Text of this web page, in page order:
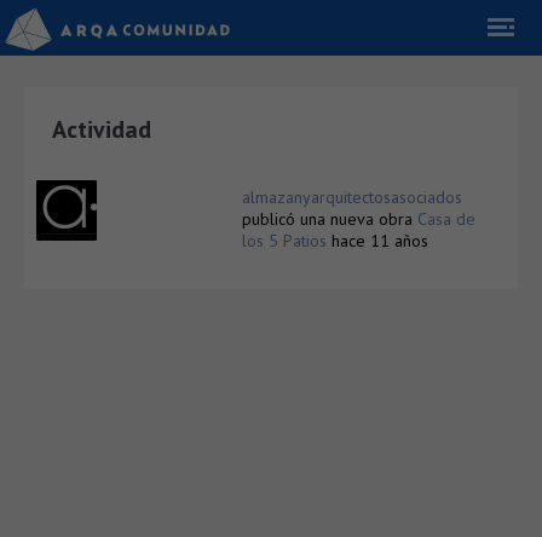
Actividad
almazanyarquitectosasociados
publicó una nueva obra Casa de
los 5 Patios hace 11 años